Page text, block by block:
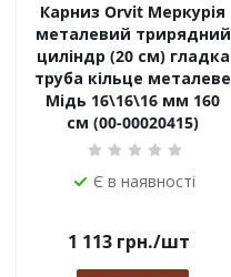
Карниз Orvit Меркурія
металевий трирядний
циліндр (20 см) гладка
труба кільце металеве
Мідь 16\16\16 мм 160
см (00-00020415)
Є в наявності
1 113 грн./шт